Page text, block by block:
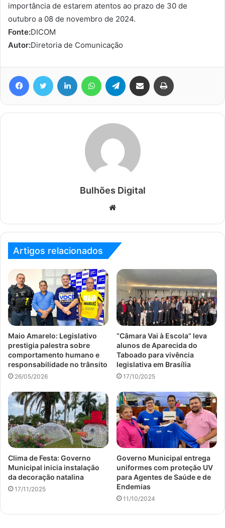
importância de estarem atentos ao prazo de 30 de
outubro a 08 de novembro de 2024.
Fonte:DICOM
Autor:Diretoria de Comunicação
FacebookTwitter Linkedin WhatsAppTelegram Compartilhar via e-mail
Bulhões Digital
Website
Artigos relacionados
Maio Amarelo: Legislativo
prestigia palestra sobre
comportamento humano e
responsabilidade no trânsito
26/05/2026
“Câmara Vai à Escola” leva
alunos de Aparecida do
Taboado para vivência
legislativa em Brasília
17/10/2025
Clima de Festa: Governo
Municipal inicia instalação
da decoração natalina
17/11/2025
Governo Municipal entrega
uniformes com proteção UV
para Agentes de Saúde e de
Endemias
11/10/2024